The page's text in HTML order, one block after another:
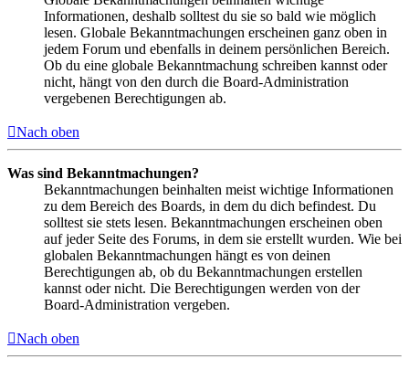
Informationen, deshalb solltest du sie so bald wie möglich
lesen. Globale Bekanntmachungen erscheinen ganz oben in
jedem Forum und ebenfalls in deinem persönlichen Bereich.
Ob du eine globale Bekanntmachung schreiben kannst oder
nicht, hängt von den durch die Board-Administration
vergebenen Berechtigungen ab.
Nach oben
Was sind Bekanntmachungen?
Bekanntmachungen beinhalten meist wichtige Informationen
zu dem Bereich des Boards, in dem du dich befindest. Du
solltest sie stets lesen. Bekanntmachungen erscheinen oben
auf jeder Seite des Forums, in dem sie erstellt wurden. Wie bei
globalen Bekanntmachungen hängt es von deinen
Berechtigungen ab, ob du Bekanntmachungen erstellen
kannst oder nicht. Die Berechtigungen werden von der
Board-Administration vergeben.
Nach oben